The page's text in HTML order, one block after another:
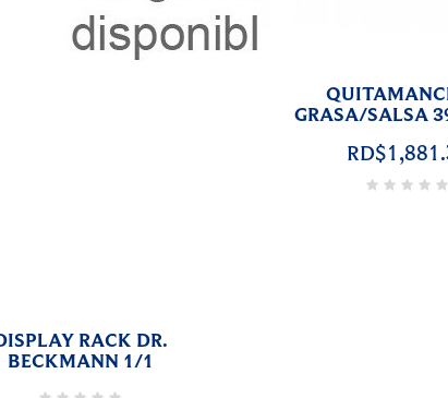
SANGRE/